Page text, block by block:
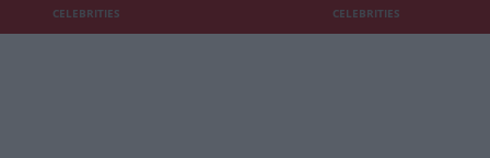
CELEBRITIES CELEBRITIES